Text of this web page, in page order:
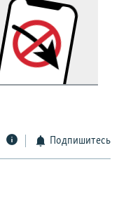
Подпишитесь